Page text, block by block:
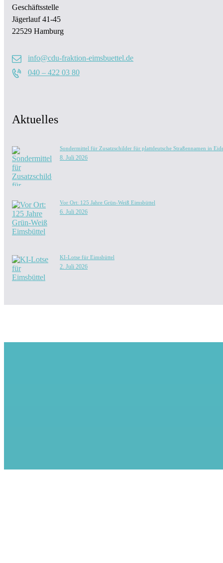
Geschäftsstelle
Jägerlauf 41-45
22529 Hamburg
info@cdu-fraktion-eimsbuettel.de
040 – 422 03 80
Aktuelles
Sondermittel für Zusatzschilder für plattdeutsche Straßennamen in
8. Juli 2026
Vor Ort: 125 Jahre Grün-Weiß Eimsbüttel
6. Juli 2026
KI-Lotse für Eimsbüttel
2. Juli 2026